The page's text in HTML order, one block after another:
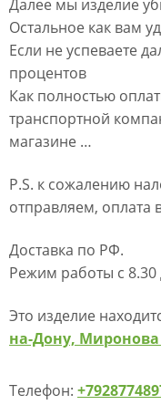
Далее мы изделие
Остальное как вам
Если не успеваете
процентов
Как полностью
транспортной
магазине …
P.S. к сожалению
отправляем, оплата
Доставка по РФ.
Режим работы с 8.30
Это изделие
на-Дону, Миронова
Телефон: